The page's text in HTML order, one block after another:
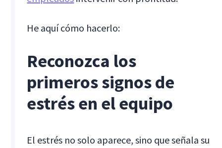
He aquí cómo hacerlo:
Reconozca los
primeros signos de
estrés en el equipo
El estrés no solo aparece, sino que señala su